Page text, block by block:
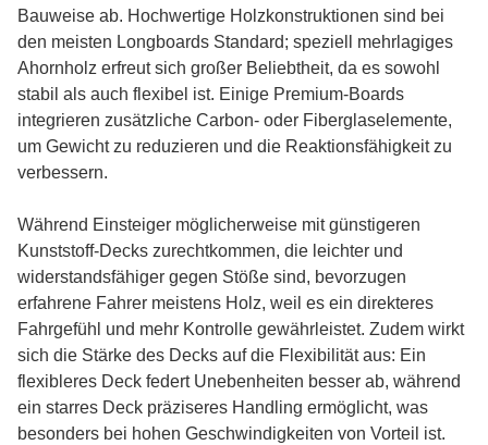
Bauweise ab. Hochwertige Holzkonstruktionen sind bei
den meisten Longboards Standard; speziell mehrlagiges
Ahornholz erfreut sich großer Beliebtheit, da es sowohl
stabil als auch flexibel ist. Einige Premium-Boards
integrieren zusätzliche Carbon- oder Fiberglaselemente,
um Gewicht zu reduzieren und die Reaktionsfähigkeit zu
verbessern.
Während Einsteiger möglicherweise mit günstigeren
Kunststoff-Decks zurechtkommen, die leichter und
widerstandsfähiger gegen Stöße sind, bevorzugen
erfahrene Fahrer meistens Holz, weil es ein direkteres
Fahrgefühl und mehr Kontrolle gewährleistet. Zudem wirkt
sich die Stärke des Decks auf die Flexibilität aus: Ein
flexibleres Deck federt Unebenheiten besser ab, während
ein starres Deck präziseres Handling ermöglicht, was
besonders bei hohen Geschwindigkeiten von Vorteil ist.